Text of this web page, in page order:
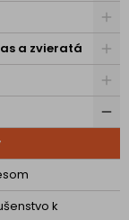
a zvieratá
k